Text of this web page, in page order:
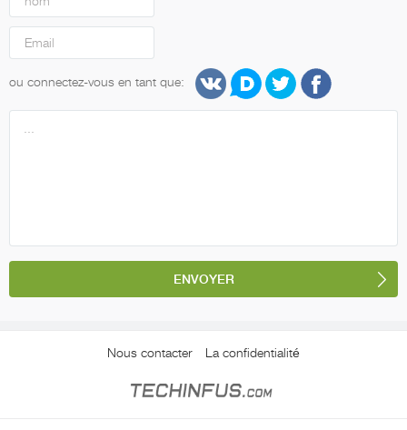
ou connectez-vous en tant que:
Nous contacter La confidentialité